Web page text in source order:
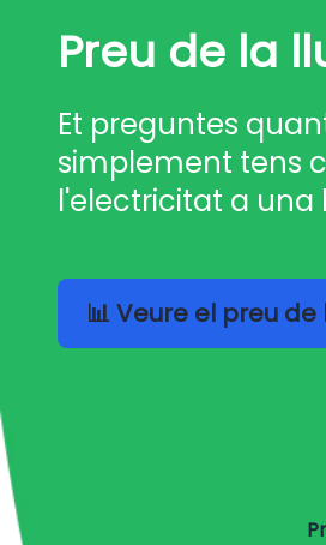
Preu de la
Et preguntes
simplement tens
l'electricitat a una
📊 Veure el preu